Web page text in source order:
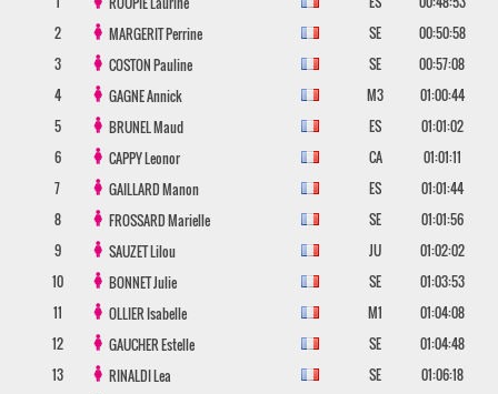
2
MARGERITPerrine SE
00:50:58
3
COSTONPauline SE
00:57:08
4
GAGNEAnnick M3
01:00:44
5
BRUNELMaud ES
01:01:02
6
CAPPYLeonor CA
01:01:11
7
GAILLARDManon ES
01:01:44
8
FROSSARDMarielle SE
01:01:56
9
SAUZETLilou JU
01:02:02
10
BONNETJulie SE
01:03:53
11
OLLIERIsabelle M1
01:04:08
12
GAUCHEREstelle SE
01:04:48
13
RINALDILea SE
01:06:18